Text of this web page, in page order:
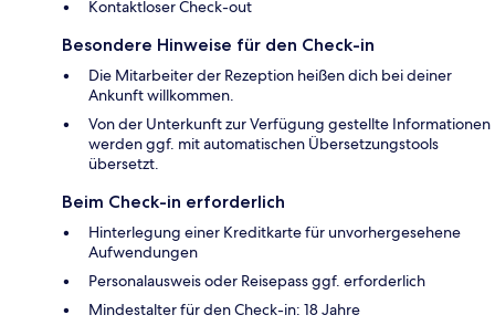
Kontaktloser Check-out
Besondere Hinweise für den Check-in
Die Mitarbeiter der Rezeption heißen dich bei deiner
Ankunft willkommen.
Von der Unterkunft zur Verfügung gestellte Informationen
werden ggf. mit automatischen Übersetzungstools
übersetzt.
Beim Check-in erforderlich
Hinterlegung einer Kreditkarte für unvorhergesehene
Aufwendungen
Personalausweis oder Reisepass ggf. erforderlich
Mindestalter für den Check-in: 18 Jahre